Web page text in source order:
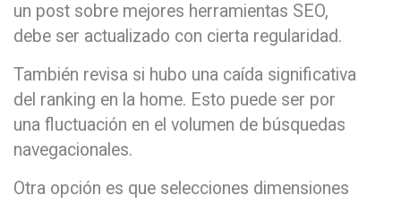
un post sobre mejores herramientas SEO,
debe ser actualizado con cierta regularidad.
También revisa si hubo una caída significativa
del ranking en la home. Esto puede ser por
una fluctuación en el volumen de búsquedas
navegacionales.
Otra opción es que selecciones dimensiones